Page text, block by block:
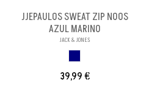
JJEPAULOS SWEAT ZIP NOOS
AZUL MARINO
JACK & JONES
39,99 €